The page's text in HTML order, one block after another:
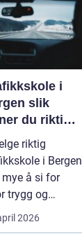
i
slik
du riktig
til
riktig
i Bergen
mye å si for
trygg og
en elev
seg når ...
2026